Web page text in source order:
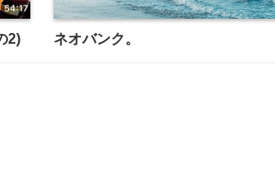
2) ネオバンク。